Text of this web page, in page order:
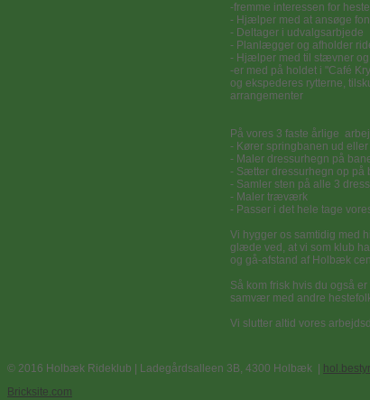
-fremme interessen for
- Hjælper med at ansøge
- Deltager i udvalgsarbjede
- Planlægger og afholder
- Hjælper med til stævner og
-er med på holdet i "Café
og ekspederes rytterne,
arrangementer
På vores 3 faste årlige
- Kører springbanen ud eller
- Maler dressurhegn på
- Sætter dressurhegn op på
- Samler sten på alle 3
- Maler træværk
- Passer i det hele tage
Vi hygger os samtidig med
glæde ved, at vi som klub
og gå-afstand af Holbæk
Så kom frisk hvis du også
samvær med andre
Vi slutter altid vores
© 2016 Holbæk Rideklub | Ladegårdsalleen 3B, 4300 Holbæk |
Bricksite.com